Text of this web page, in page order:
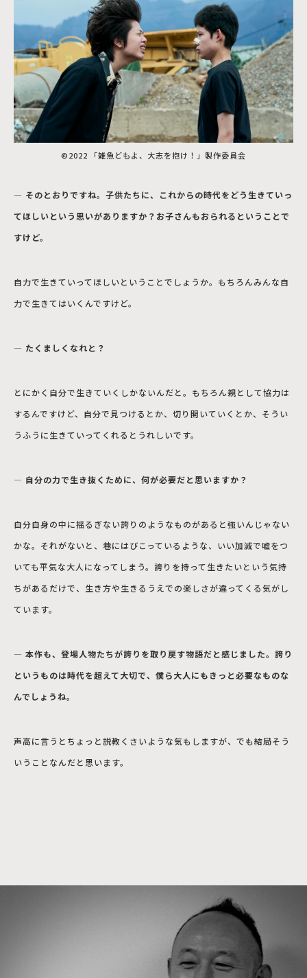
©2022 「雑魚どもよ、大志を抱け！」製作委員会
― そのとおりですね。子供たちに、これからの時代をどう生きていっ
てほしいという思いがありますか？お子さんもおられるということで
すけど。
自力で生きていってほしいということでしょうか。もちろんみんな自
力で生きてはいくんですけど。
― たくましくなれと？
とにかく自分で生きていくしかないんだと。もちろん親として協力は
するんですけど、自分で見つけるとか、切り開いていくとか、そうい
うふうに生きていってくれるとうれしいです。
― 自分の力で生き抜くために、何が必要だと思いますか？
自分自身の中に揺るぎない誇りのようなものがあると強いんじゃない
かな。それがないと、巷にはびこっているような、いい加減で嘘をつ
いても平気な大人になってしまう。誇りを持って生きたいという気持
ちがあるだけで、生き方や生きるうえでの楽しさが違ってくる気がし
ています。
― 本作も、登場人物たちが誇りを取り戻す物語だと感じました。誇り
というものは時代を超えて大切で、僕ら大人にもきっと必要なものな
んでしょうね。
声高に言うとちょっと説教くさいような気もしますが、でも結局そう
いうことなんだと思います。